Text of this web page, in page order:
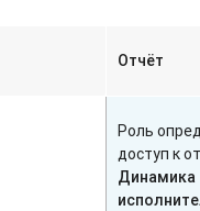
Отчёт
Роль
доступ к
Динамика